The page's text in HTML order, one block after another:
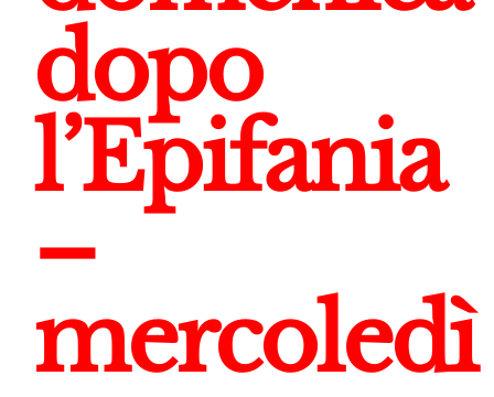
dopo
l’Epifania
–
m